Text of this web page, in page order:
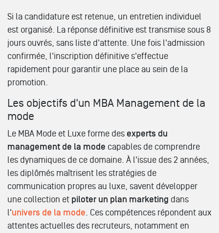
Si la candidature est retenue, un entretien individuel
est organisé. La réponse définitive est transmise sous 8
jours ouvrés, sans liste d'attente. Une fois l'admission
confirmée, l'inscription définitive s'effectue
rapidement pour garantir une place au sein de la
promotion.
Les objectifs d'un MBA Management de la
mode
Le MBA Mode et Luxe forme des experts du
management de la mode capables de comprendre
les dynamiques de ce domaine. À l'issue des 2 années,
les diplômés maîtrisent les stratégies de
communication propres au luxe, savent développer
une collection et piloter un plan marketing dans
l'univers de la mode . Ces compétences répondent aux
attentes actuelles des recruteurs, notamment en